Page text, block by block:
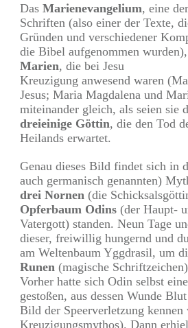
Das Marienevangelium, eine
Schriften (also einer der Texte,
Gründen und verschiedener
die Bibel aufgenommen
Marien, die bei Jesu
Kreuzigung anwesend waren
Jesus; Maria Magdalena und
miteinander gleich, als seien sie
dreieinige Göttin, die den Tod
Heilands erwartet.
Genau dieses Bild findet sich in
auch germanisch genannten)
drei Nornen (die
Opferbaum Odins (der Haupt-
Vatergott) standen. Neun Tage
dieser, freiwillig hungernd und
am Weltenbaum Yggdrasil, um
Runen (magische
Vorher hatte sich Odin selbst
gestoßen, aus dessen Wunde
Bild der Speerverletzung kennen
Kreuzigungsmythos). Dann